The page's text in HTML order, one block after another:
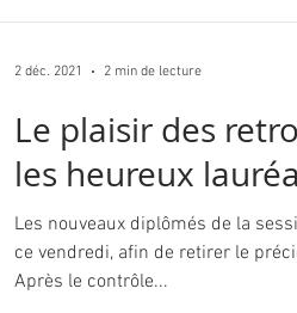
Le plaisir des
les heureux
Les nouveaux diplômés de la
ce vendredi, afin de retirer le
Après le contrôle...
2 déc. 2021 2 min de lecture